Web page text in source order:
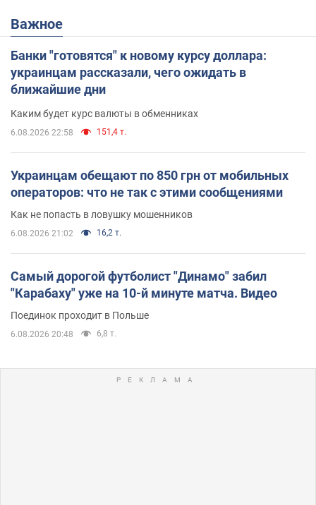
Важное
Банки "готовятся" к новому курсу доллара:
украинцам рассказали, чего ожидать в
ближайшие дни
Каким будет курс валюты в обменниках
6.08.2026 22:58 151,4 т.
Украинцам обещают по 850 грн от мобильных
операторов: что не так с этими сообщениями
Как не попасть в ловушку мошенников
6.08.2026 21:02 16,2 т.
Самый дорогой футболист "Динамо" забил
"Карабаху" уже на 10-й минуте матча. Видео
Поединок проходит в Польше
6.08.2026 20:48 6,8 т.